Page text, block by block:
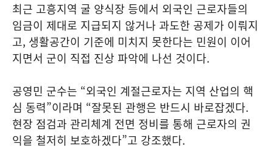
최근 고흥지역 굴 양식장 등에서 외국인 근로자들의
임금이 제대로 지급되지 않거나 과도한 공제가 이뤄지
고, 생활공간이 기준에 미치지 못한다는 민원이 이어
지면서 군이 직접 진상 파악에 나선 것이다.
공영민 군수는 “외국인 계절근로자는 지역 산업의 핵
심 동력”이라며 “잘못된 관행은 반드시 바로잡겠다.
현장 점검과 관리체계 전면 정비를 통해 근로자의 권
익을 철저히 보호하겠다”고 강조했다.